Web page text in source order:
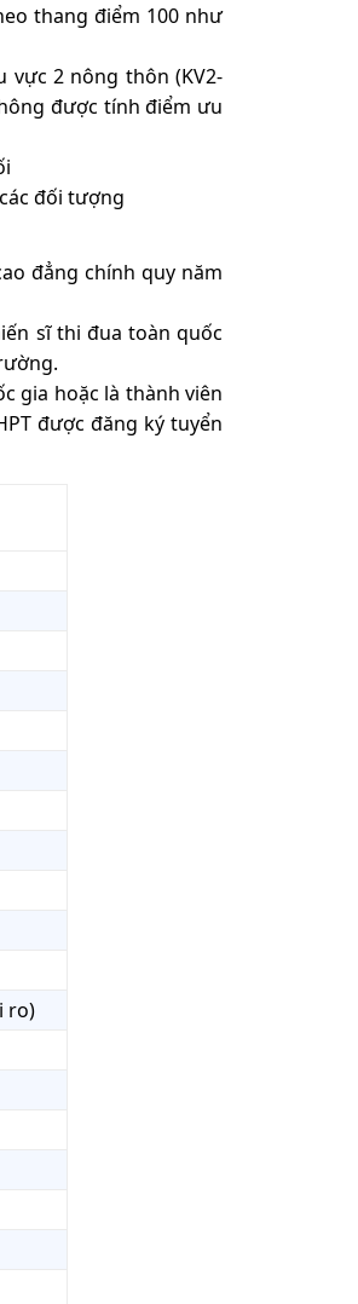
thang điểm 100 như
vực 2 nông thôn (KV2-
được tính điểm ưu
đối tượng
đẳng chính quy năm
sĩ thi đua toàn quốc
gia hoặc là thành viên
được đăng ký tuyển
ro)